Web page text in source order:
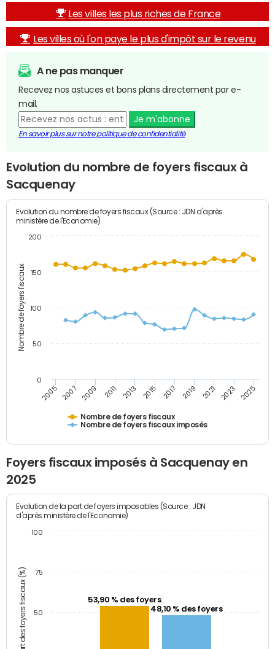
Les villes les plus riches de France
Les villes où l'on paye le plus d'impôt sur le revenu
A ne pas manquer
Recevez nos astuces et bons plans directement par e-
mail.
Je m'abonne
En savoir plus sur notre politique de confidentialité
Evolution du nombre de foyers fiscaux à
Sacquenay
Nombre de foyers fiscaux
Evolution du nombre de foyers fiscaux (Source : JDN d'après
ministère de l'Economie)
Nombre de foyers fiscaux
Nombre de foyers fiscaux imposés
2005 2007 2009 2011 2013 2015 2017 2019 2021 2023 2025
0
50
100
150
200
Foyers fiscaux imposés à Sacquenay en
2025
Part des foyers fiscaux (%)
Evolution de la part de foyers imposables (Source : JDN
d'après ministère de l'Economie)
53,90 % des foyers
48,10 % des foyers
50
75
100